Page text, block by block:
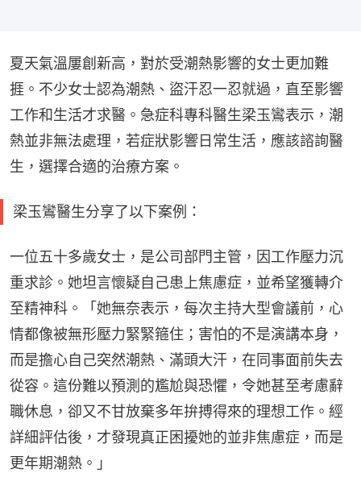
夏天氣溫屢創新高，對於受潮熱影響的女士更加難
捱。不少女士認為潮熱、盜汗忍一忍就過，直至影響
工作和生活才求醫。急症科專科醫生梁玉鸞表示，潮
熱並非無法處理，若症狀影響日常生活，應該諮詢醫
生，選擇合適的治療方案。
梁玉鸞醫生分享了以下案例：
一位五十多歲女士，是公司部門主管，因工作壓力沉
重求診。她坦言懷疑自己患上焦慮症，並希望獲轉介
至精神科。「她無奈表示，每次主持大型會議前，心
情都像被無形壓力緊緊箍住；害怕的不是演講本身，
而是擔心自己突然潮熱、滿頭大汗，在同事面前失去
從容。這份難以預測的尷尬與恐懼，令她甚至考慮辭
職休息，卻又不甘放棄多年拚搏得來的理想工作。經
詳細評估後，才發現真正困擾她的並非焦慮症，而是
更年期潮熱。」